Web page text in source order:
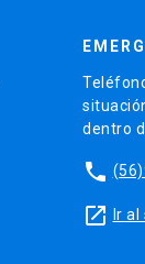
dentro
phone
launch Ir